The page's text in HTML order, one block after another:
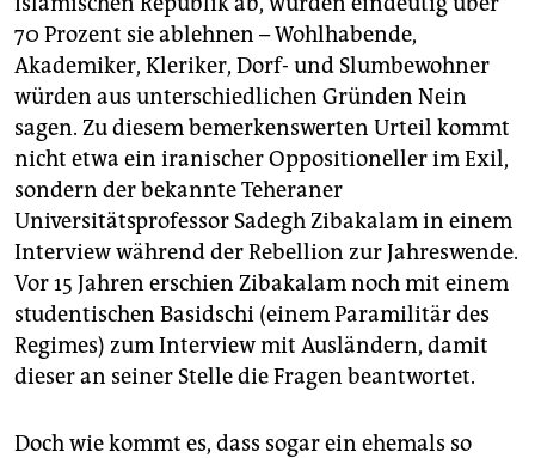
genossenschaft
epaper login
70 Prozent sie ablehnen – Wohlhabende,
Akademiker, Kleriker, Dorf- und Slumbewohner
würden aus unterschiedlichen Gründen Nein
sagen. Zu diesem bemerkenswerten Urteil kommt
nicht etwa ein iranischer Oppositioneller im Exil,
sondern der bekannte Teheraner
Universitätsprofessor Sadegh Zibakalam in einem
Interview während der Rebellion zur Jahreswende.
Vor 15 Jahren erschien Zibakalam noch mit einem
studentischen Basidschi (einem Paramilitär des
Regimes) zum Interview mit Ausländern, damit
dieser an seiner Stelle die Fragen beantwortet.
Doch wie kommt es, dass sogar ein ehemals so